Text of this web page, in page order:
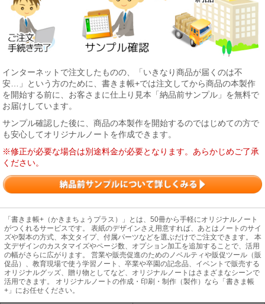
インターネットで注文したものの、「いきなり商品が届くのは不
安…」という方のために、書きま帳+では注文してから商品の本製作
を開始する前に、お客さまに仕上り見本「納品前サンプル」を無料で
お届けしています。
サンプル確認した後に、商品の本製作を開始するのではじめての方で
も安心してオリジナルノートを作成できます。
※修正が必要な場合は別途料金が必要となります。あらかじめご了承
ください。
「書きま帳+（かきまちょうプラス）」とは、50冊から手軽にオリジナルノート
がつくれるサービスです。 表紙のデザインさえ用意すれば、あとはノートのサイ
ズや製本の方式、本文タイプ、付属パーツなどを選ぶだけでご注文できます。 本
文デザインのカスタマイズやページ数、オプション加工を追加することで、活用
の幅がさらに広がります。 営業や販売促進のためのノベルティや販促ツール（販
促品）、教育現場で使う学習ノート、卒業や卒園の記念品、イベントで販売する
オリジナルグッズ、贈り物としてなど、オリジナルノートはさまざまなシーンで
活用できます。 オリジナルノートの作成・印刷・制作（製作）なら「書きま帳
+」にお任せください。